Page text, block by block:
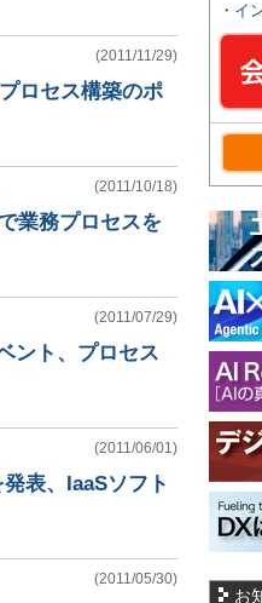
(2011/11/29)
ロセス構築のポ
(2011/10/18)
業務プロセスを
(2011/07/29)
ント、プロセス
(2011/06/01)
表、IaaSソフト
(2011/05/30)
・ イ
お